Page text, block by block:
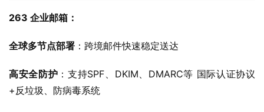
263 企业邮箱：
全球多节点部署 ：跨境邮件快速稳定送达
高安全防护 ：支持SPF、DKIM、DMARC等 国际认证协议
+反垃圾、防病毒系统